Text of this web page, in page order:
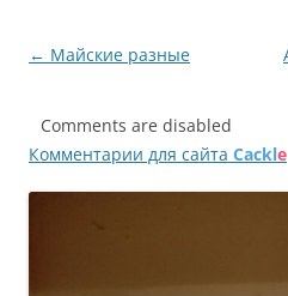
Навигация
записям
← Майские разные
Comments are disabled
Комментарии для сайта Cackle